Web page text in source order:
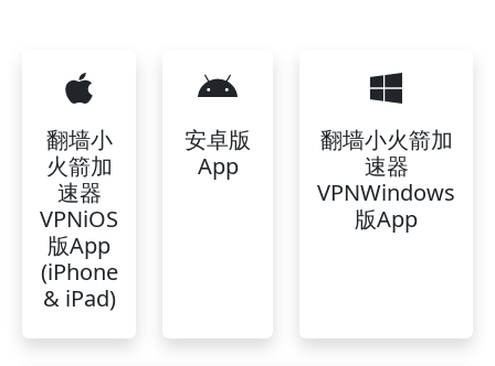
翻墙小
火箭加
速器
VPNiOS
版App
(iPhone
& iPad)
安卓版
App
翻墙小火箭加
速器
VPNWindows
版App